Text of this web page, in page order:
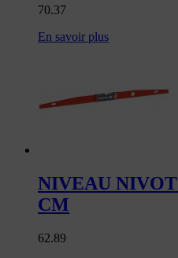
70.37
En savoir plus
NIVEAU
CM
62.89